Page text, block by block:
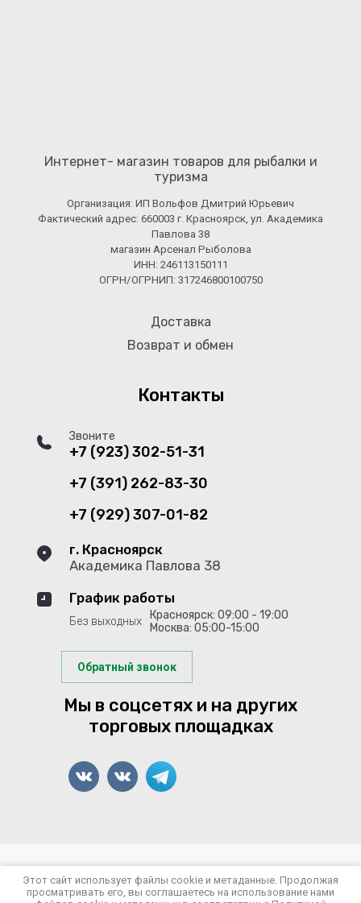
Интернет- магазин товаров для рыбалки и
туризма
Организация: ИП Вольфов Дмитрий Юрьевич
Фактический адрес: 660003 г. Красноярск, ул. Академика
Павлова 38
магазин Арсенал Рыболова
ИНН: 246113150111
ОГРН/ОГРНИП: 317246800100750
Доставка
Возврат и обмен
Контакты
Звоните
+7 (923) 302-51-31
+7 (391) 262-83-30
+7 (929) 307-01-82
г. Красноярск
Академика Павлова 38
График работы
Без выходных
Красноярск: 09:00 - 19:00
Москва: 05:00-15:00
Обратный звонок
Мы в соцсетях и на других
торговых площадках
© 2022-2026 Арсенал Рыболова
Политика конфиденциальности
Этот сайт использует файлы cookie и метаданные. Продолжая
просматривать его, вы соглашаетесь на использование нами